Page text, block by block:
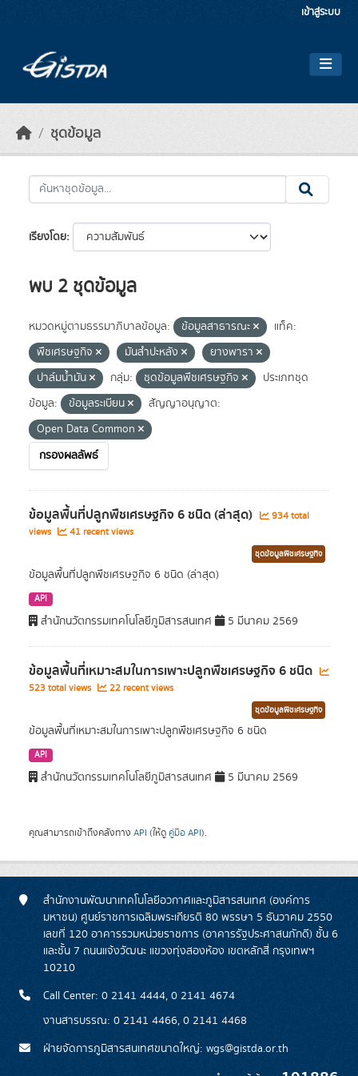
เข้าสู่ระบบ
ชุดข้อมูล
เรียงโดย
พบ 2 ชุดข้อมูล
หมวดหมู่ตามธรรมาภิบาลข้อมูล: ข้อมูลสาธารณะ
แท็ค:
พืชเศรษฐกิจ
มันสำปะหลัง
ยางพารา
ปาล์มน้ำมัน
กลุ่ม: ชุดข้อมูลพืชเศรษฐกิจ
ประเภทชุด
ข้อมูล:
ข้อมูลระเบียน
สัญญาอนุญาต:
Open Data Common
กรองผลลัพธ์
ข้อมูลพื้นที่ปลูกพืชเศรษฐกิจ 6 ชนิด (ล่าสุด)
934 total
views
41 recent views
ชุดข้อมูลพืชเศรษฐกิจ
ข้อมูลพื้นที่ปลูกพืชเศรษฐกิจ 6 ชนิด (ล่าสุด)
API
สำนักนวัตกรรมเทคโนโลยีภูมิสารสนเทศ 5 มีนาคม 2569
ข้อมูลพื้นที่เหมาะสมในการเพาะปลูกพืชเศรษฐกิจ 6 ชนิด
523 total views 22 recent views
ชุดข้อมูลพืชเศรษฐกิจ
ข้อมูลพื้นที่เหมาะสมในการเพาะปลูกพืชเศรษฐกิจ 6 ชนิด
API
สำนักนวัตกรรมเทคโนโลยีภูมิสารสนเทศ 5 มีนาคม 2569
คุณสามารถเข้าถึงคลังทาง API (ให้ดู คู่มือ API).
สำนักงานพัฒนาเทคโนโลยีอวกาศและภูมิสารสนเทศ (องค์การ
มหาชน) ศูนย์ราชการเฉลิมพระเกียรติ 80 พรรษา 5 ธันวาคม 2550
เลขที่ 120 อาคารรวมหน่วยราชการ (อาคารรัฐประศาสนภักดี) ชั้น 6
และชั้น 7 ถนนแจ้งวัฒนะ แขวงทุ่งสองห้อง เขตหลักสี่ กรุงเทพฯ
10210
Call Center: 0 2141 4444, 0 2141 4674
งานสารบรรณ: 0 2141 4466, 0 2141 4468
ฝ่ายจัดการภูมิสารสนเทศขนาดใหญ่: wgs@gistda.or.th